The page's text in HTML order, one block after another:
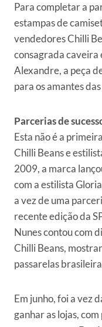
Para completar a
estampas de
vendedores Chilli
consagrada caveira
Alexandre, a peça
para os amantes
Parcerias de
Esta não é a
Chilli Beans e
2009, a marca
com a estilista
a vez de uma
recente edição da
Nunes contou com
Chilli Beans,
passarelas
Em junho, foi a vez
ganhar as lojas,